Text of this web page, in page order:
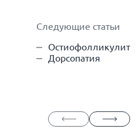
Следующие статьи
Остиофолликулит
Дорсопатия